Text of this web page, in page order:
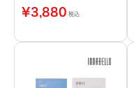
ートマスク
¥3,880 税込